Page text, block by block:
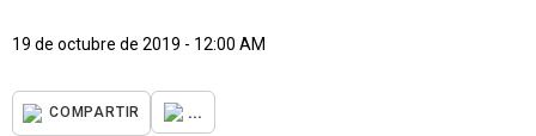
19 de octubre de 2019 - 12:00 AM
COMPARTIR ...